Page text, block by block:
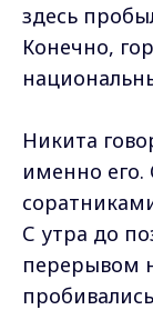
здесь
Конечно,
Никита
именно его.
С утра до
перерывом